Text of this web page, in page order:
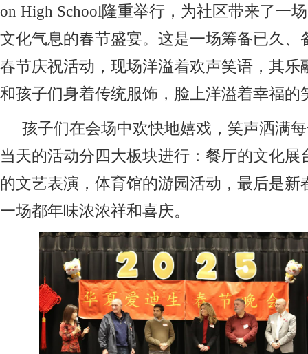
on High School隆重举行，为社区带来了一
文化气息的春节盛宴。这是一场筹备已久、
春节庆祝活动，现场洋溢着欢声笑语，其乐
和孩子们身着传统服饰，脸上洋溢着幸福的
孩子们在会场中欢快地嬉戏，笑声洒满
当天的活动分四大板块进行：餐厅的文化展
的文艺表演，体育馆的游园活动，最后是新
一场都年味浓浓祥和喜庆。